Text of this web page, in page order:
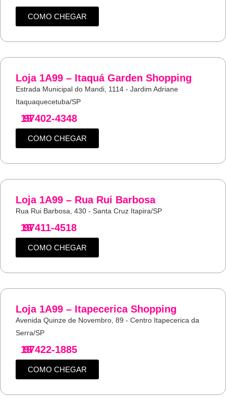
COMO CHEGAR
Loja 1A99 – Itaquá Garden Shopping
Estrada Municipal do Mandi, 1114 - Jardim Adriane
Itaquaquecetuba/SP
19
97402-4348
COMO CHEGAR
Loja 1A99 – Rua Rui Barbosa
Rua Rui Barbosa, 430 - Santa Cruz Itapira/SP
19
97411-4518
COMO CHEGAR
Loja 1A99 – Itapecerica Shopping
Avenida Quinze de Novembro, 89 - Centro Itapecerica da
Serra/SP
19
97422-1885
COMO CHEGAR